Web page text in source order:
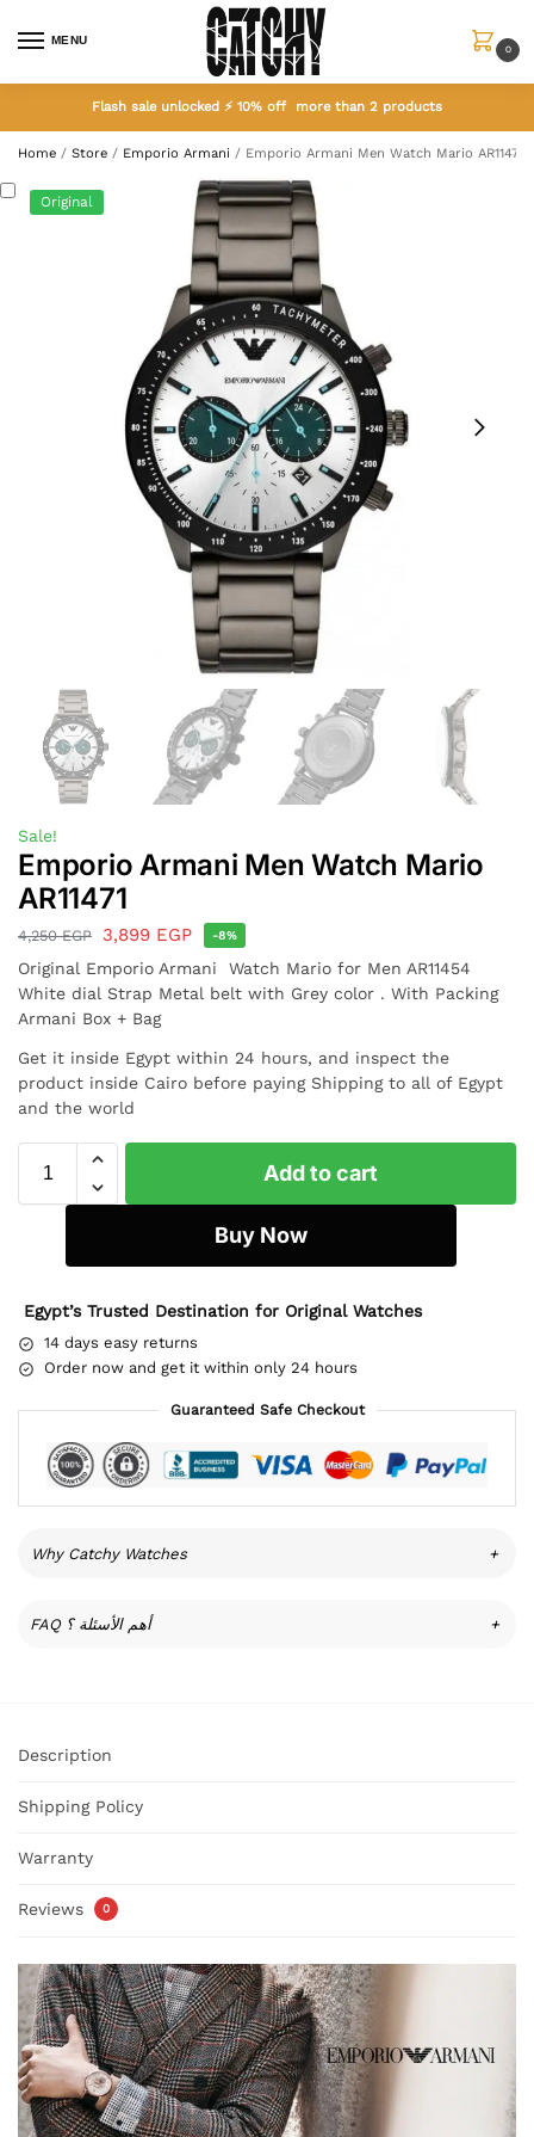
MENU
0
Flash sale unlocked ⚡ 10% off more than 2 products
Home / Store / Emporio Armani / Emporio Armani Men Watch Mario AR11471
Original
Sale!
Emporio Armani Men Watch Mario
AR11471
4,250EGP 3,899 EGP -8%
Original Emporio Armani Watch Mario for Men AR11454
White dial Strap Metal belt with Grey color . With Packing
Armani Box + Bag
Get it inside Egypt within 24 hours, and inspect the
product inside Cairo before paying Shipping to all of Egypt
and the world
Add to cart
Buy Now
Egypt’s Trusted Destination for Original Watches
14 days easy returns
Order now and get it within only 24 hours
Guaranteed Safe Checkout
Why Catchy Watches +
FAQ أهم الأسئلة ؟ +
Description
Shipping Policy
Warranty
Reviews 0